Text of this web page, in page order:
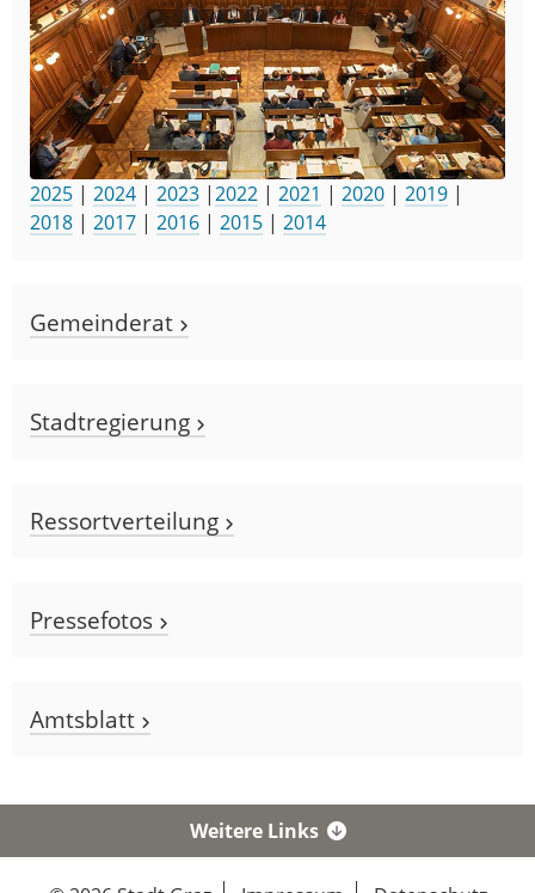
2025 | 2024 | 2023 |2022 | 2021 | 2020 | 2019 |
2018 | 2017 | 2016 | 2015 | 2014
Gemeinderat
Stadtregierung
Ressortverteilung
Pressefotos
Amtsblatt
Weitere Links